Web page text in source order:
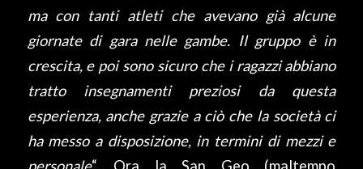
ma con tanti atleti che avevano già alcune
giornate di gara nelle gambe. Il gruppo è in
crescita, e poi sono sicuro che i ragazzi abbiano
tratto insegnamenti preziosi da questa
esperienza, anche grazie a ciò che la società ci
ha messo a disposizione, in termini di mezzi e